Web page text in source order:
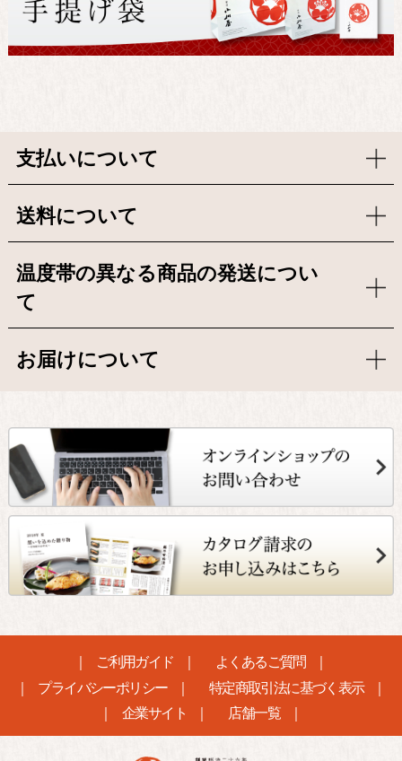
支払いについて
送料について
温度帯の異なる商品の発送につい
て
お届けについて
ご利用ガイド
よくあるご質問
プライバシーポリシー
特定商取引法に基づく表示
企業サイト
店舗一覧